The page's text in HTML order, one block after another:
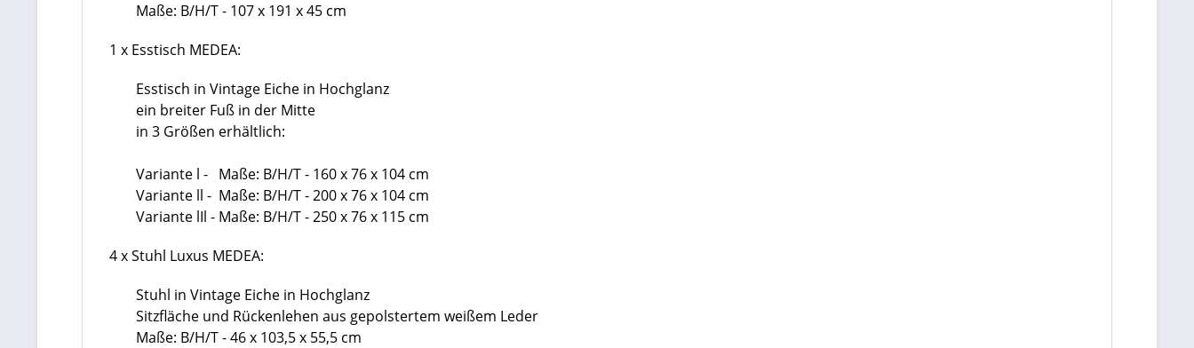
Maße: B/H/T - 107 x 191 x 45 cm
1 x Esstisch MEDEA:
Esstisch in Vintage Eiche in Hochglanz
ein breiter Fuß in der Mitte
in 3 Größen erhältlich:
Variante l - Maße: B/H/T - 160 x 76 x 104 cm
Variante ll - Maße: B/H/T - 200 x 76 x 104 cm
Variante lIl - Maße: B/H/T - 250 x 76 x 115 cm
4 x Stuhl Luxus MEDEA:
Stuhl in Vintage Eiche in Hochglanz
Sitzfläche und Rückenlehen aus gepolstertem weißem Leder
Maße: B/H/T - 46 x 103,5 x 55,5 cm